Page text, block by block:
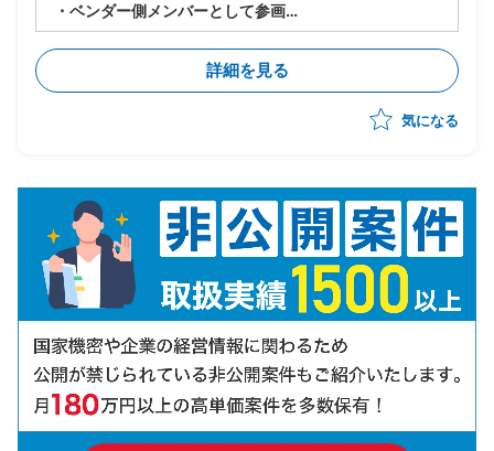
・ベンダー側メンバーとして参画
・世界各国の拠点でのSalesforce共有に向けて、北
米・EU拠点へのSales Cloudの導入からスタート(全て
・10月までPoCを実施し、その後本格展開の予定
詳細を見る
気になる